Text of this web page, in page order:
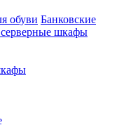
обуви Банковские
шкафы